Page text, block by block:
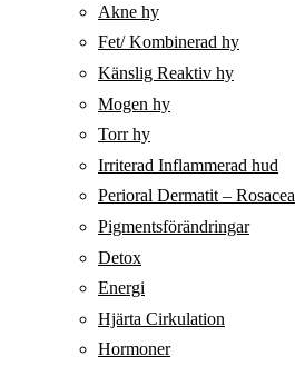
Akne hy
Fet/ Kombinerad hy
Känslig Reaktiv hy
Mogen hy
Torr hy
Irriterad Inflammerad hud
Perioral Dermatit – Rosacea
Pigmentsförändringar
Detox
Energi
Hjärta Cirkulation
Hormoner